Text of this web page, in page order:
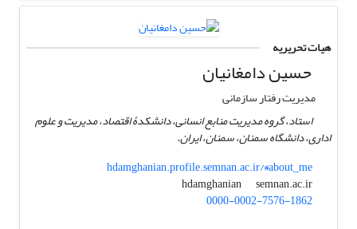
هیات تحریریه
حسین دامغانیان
مدیریت رفتار سازمانی
استاد، گروه مدیریت منابع انسانی، دانشکدۀ اقتصاد، مدیریت و علوم
اداری، دانشگاه سمنان، سمنان، ایران.
hdamghanian.profile.semnan.ac.ir/#about_me
hdamghanian
semnan.ac.ir
0000-0002-7576-1862